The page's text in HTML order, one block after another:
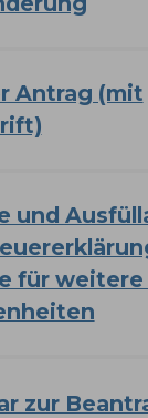
Antrag (mit
und
für
zur